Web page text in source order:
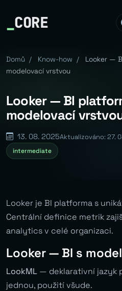
_CORE
Domů / Know-how /
Looker —
modelovací vrstvou
Looker — BI
modelovací
13. 08. 2025Aktualizováno: 27.
intermediate
Looker je BI platforma s
Centrální definice metrik
analytics v celé organizaci.
Looker — BI s
LookML — deklarativní jazyk
jednou, použití všude.